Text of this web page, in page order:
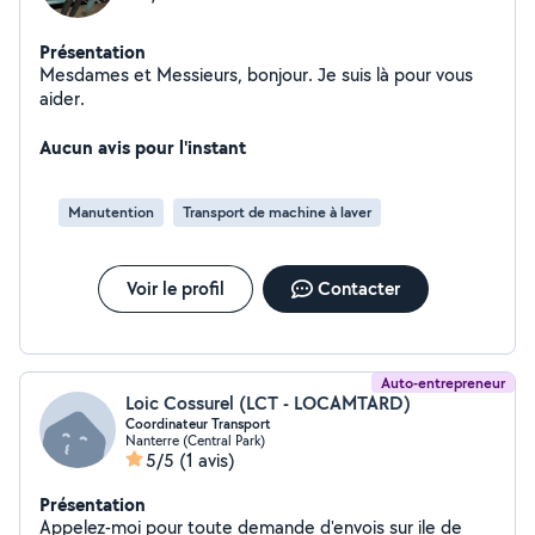
Présentation
Mesdames et Messieurs, bonjour. Je suis là pour vous
aider.
Aucun avis pour l'instant
Manutention Transport de machine à laver
Voir le profil Contacter
Auto-entrepreneur
Loic Cossurel (LCT - LOCAMTARD)
Coordinateur Transport
Nanterre (Central Park)
5/5 (1 avis)
Présentation
Appelez-moi pour toute demande d'envois sur ile de